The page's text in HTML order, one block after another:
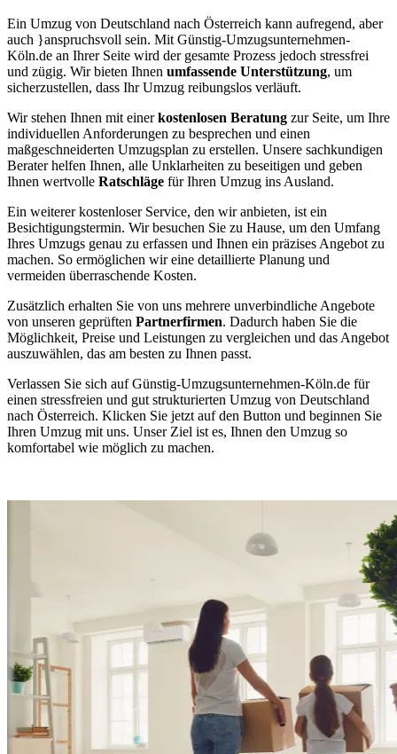
Ein Umzug von Deutschland nach Österreich kann aufregend, aber
auch }anspruchsvoll sein. Mit Günstig-Umzugsunternehmen-
Köln.de an Ihrer Seite wird der gesamte Prozess jedoch stressfrei
und zügig. Wir bieten Ihnen umfassende Unterstützung, um
sicherzustellen, dass Ihr Umzug reibungslos verläuft.
Wir stehen Ihnen mit einerkostenlosen Beratung zur Seite, um Ihre
individuellen Anforderungen zu besprechen und einen
maßgeschneiderten Umzugsplan zu erstellen. Unsere sachkundigen
Berater helfen Ihnen, alle Unklarheiten zu beseitigen und geben
Ihnen wertvolle Ratschläge für Ihren Umzug ins Ausland.
Ein weiterer kostenloser Service, den wir anbieten, ist ein
Besichtigungstermin. Wir besuchen Sie zu Hause, um den Umfang
Ihres Umzugs genau zu erfassen und Ihnen ein präzises Angebot zu
machen. So ermöglichen wir eine detaillierte Planung und
vermeiden überraschende Kosten.
Zusätzlich erhalten Sie von uns mehrere unverbindliche Angebote
von unseren geprüften Partnerfirmen. Dadurch haben Sie die
Möglichkeit, Preise und Leistungen zu vergleichen und das Angebot
auszuwählen, das am besten zu Ihnen passt.
Verlassen Sie sich auf Günstig-Umzugsunternehmen-Köln.de für
einen stressfreien und gut strukturierten Umzug von Deutschland
nach Österreich. Klicken Sie jetzt auf den Button und beginnen Sie
Ihren Umzug mit uns. Unser Ziel ist es, Ihnen den Umzug so
komfortabel wie möglich zu machen.